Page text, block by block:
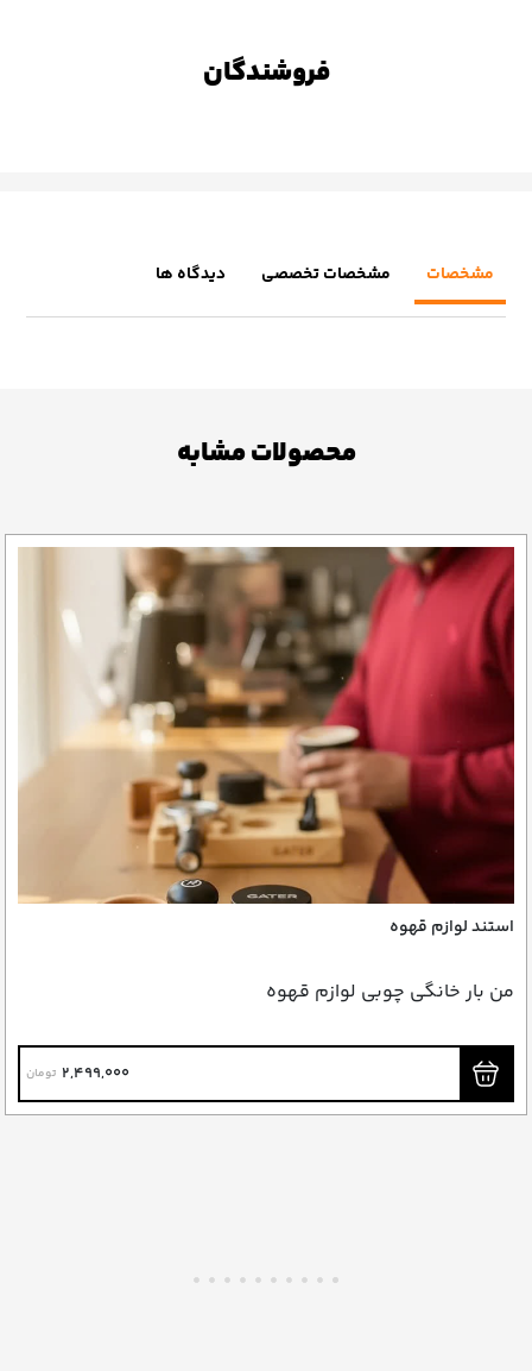
فروشندگان
مشخصات مشخصات تخصصی دیدگاه ها
محصولات مشابه
استند لوازم قهوه
من بار خانگی چوبی لوازم قهوه
2,499,000 تومان